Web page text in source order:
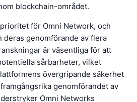
blockchain-området.
för Omni Network, och
deras genomförande av flera
är väsentliga för att
sårbarheter, vilket
övergripande säkerhet
genomförandet av
Omni Networks